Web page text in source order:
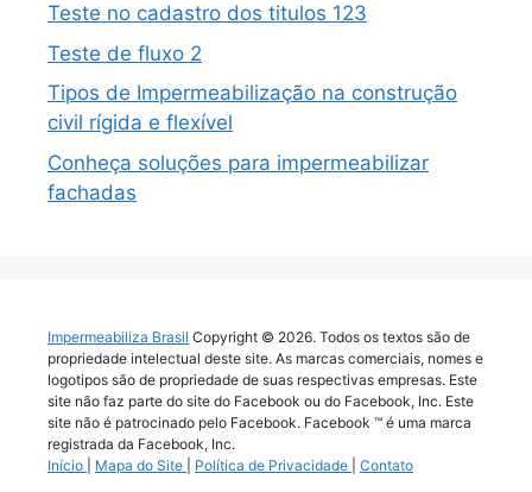
Teste no cadastro dos titulos 123
Teste de fluxo 2
Tipos de Impermeabilização na construção
civil rígida e flexível
Conheça soluções para impermeabilizar
fachadas
Impermeabiliza Brasil Copyright © 2026. Todos os textos são de
propriedade intelectual deste site. As marcas comerciais, nomes e
logotipos são de propriedade de suas respectivas empresas. Este
site não faz parte do site do Facebook ou do Facebook, Inc. Este
site não é patrocinado pelo Facebook. Facebook ™ é uma marca
registrada da Facebook, Inc.
Início
Mapa do Site Política de Privacidade Contato